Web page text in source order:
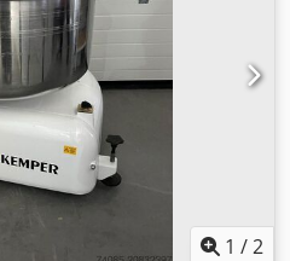
1 /2